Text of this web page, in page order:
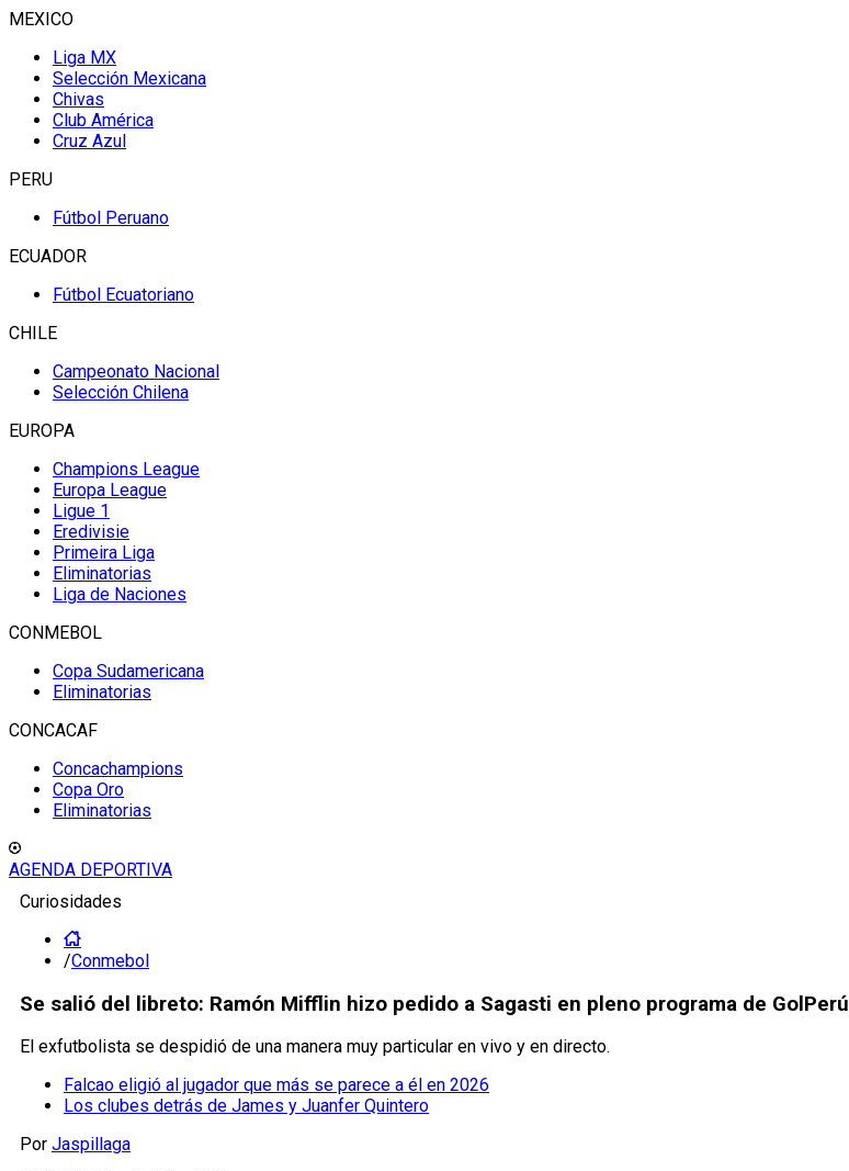
MEXICO
Liga MX
Selección Mexicana
Chivas
Club América
Cruz Azul
PERU
Fútbol Peruano
ECUADOR
Fútbol Ecuatoriano
CHILE
Campeonato Nacional
Selección Chilena
EUROPA
Champions League
Europa League
Ligue 1
Eredivisie
Primeira Liga
Eliminatorias
Liga de Naciones
CONMEBOL
Copa Sudamericana
Eliminatorias
CONCACAF
Concachampions
Copa Oro
Eliminatorias
AGENDA DEPORTIVA
Curiosidades
/Conmebol
Se salió del libreto: Ramón Mifflin hizo pedido a Sagasti en pleno programa de GolPerú
El exfutbolista se despidió de una manera muy particular en vivo y en directo.
Falcao eligió al jugador que más se parece a él en 2026
Los clubes detrás de James y Juanfer Quintero
Por Jaspillaga